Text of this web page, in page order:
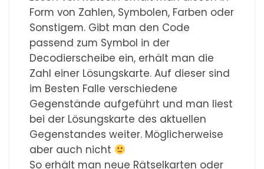
Form von Zahlen, Symbolen, Farben oder
Sonstigem. Gibt man den Code
passend zum Symbol in der
Decodierscheibe ein, erhält man die
Zahl einer Lösungskarte. Auf dieser sind
im Besten Falle verschiedene
Gegenstände aufgeführt und man liest
bei der Lösungskarte des aktuellen
Gegenstandes weiter. Möglicherweise
aber auch nicht
So erhält man neue Rätselkarten oder